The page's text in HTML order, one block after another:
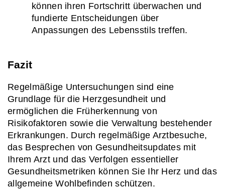
können ihren Fortschritt überwachen und
fundierte Entscheidungen über
Anpassungen des Lebensstils treffen.
Fazit
Regelmäßige Untersuchungen sind eine
Grundlage für die Herzgesundheit und
ermöglichen die Früherkennung von
Risikofaktoren sowie die Verwaltung bestehender
Erkrankungen. Durch regelmäßige Arztbesuche,
das Besprechen von Gesundheitsupdates mit
Ihrem Arzt und das Verfolgen essentieller
Gesundheitsmetriken können Sie Ihr Herz und das
allgemeine Wohlbefinden schützen.